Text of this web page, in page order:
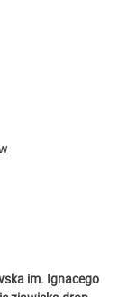
im. Ignacego